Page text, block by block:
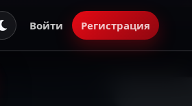
Войти Регистрация